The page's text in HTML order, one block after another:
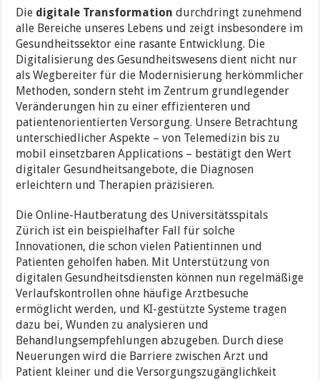
Die digitale Transformation durchdringt zunehmend
alle Bereiche unseres Lebens und zeigt insbesondere im
Gesundheitssektor eine rasante Entwicklung. Die
Digitalisierung des Gesundheitswesens dient nicht nur
als Wegbereiter für die Modernisierung herkömmlicher
Methoden, sondern steht im Zentrum grundlegender
Veränderungen hin zu einer effizienteren und
patientenorientierten Versorgung. Unsere Betrachtung
unterschiedlicher Aspekte – von Telemedizin bis zu
mobil einsetzbaren Applications – bestätigt den Wert
digitaler Gesundheitsangebote, die Diagnosen
erleichtern und Therapien präzisieren.
Die Online-Hautberatung des Universitätsspitals
Zürich ist ein beispielhafter Fall für solche
Innovationen, die schon vielen Patientinnen und
Patienten geholfen haben. Mit Unterstützung von
digitalen Gesundheitsdiensten können nun regelmäßige
Verlaufskontrollen ohne häufige Arztbesuche
ermöglicht werden, und KI-gestützte Systeme tragen
dazu bei, Wunden zu analysieren und
Behandlungsempfehlungen abzugeben. Durch diese
Neuerungen wird die Barriere zwischen Arzt und
Patient kleiner und die Versorgungszugänglichkeit